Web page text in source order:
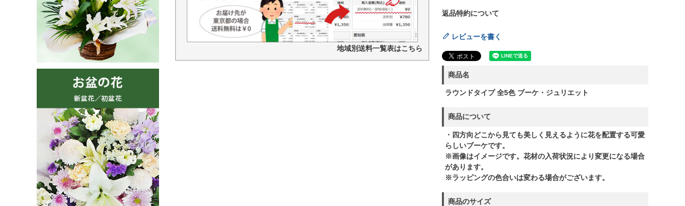
地域別送料一覧表はこちら
返品特約について
レビューを書く
商品名
ラウンドタイプ 全5色 ブーケ・ジュリエット
商品について
・四方向どこから見ても美しく見えるように花を配置する可愛
らしいブーケです。
※画像はイメージです。花材の入荷状況により変更になる場合
があります。
※ラッピングの色合いは変わる場合がございます。
商品のサイズ